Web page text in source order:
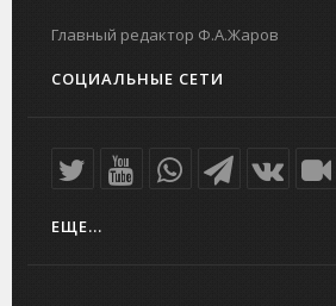
Главный редактор Ф.А.Жаров
СОЦИАЛЬНЫЕ СЕТИ
ЕЩЕ...